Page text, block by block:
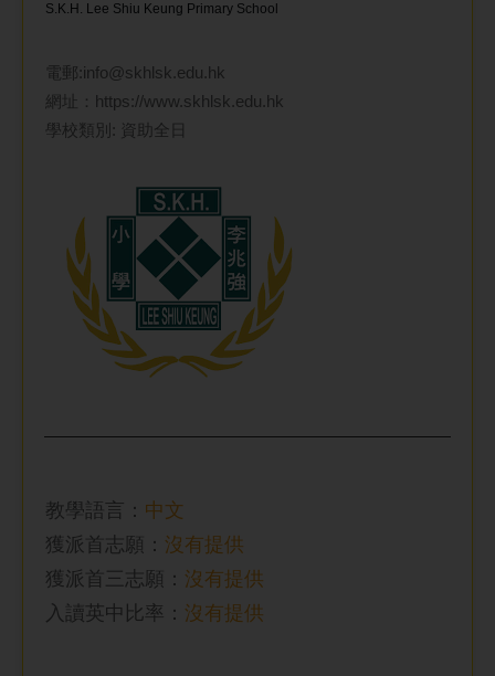
S.K.H. Lee Shiu Keung Primary School
電郵:info@skhlsk.edu.hk
網址： https://www.skhlsk.edu.hk
學校類別: 資助全日
教學語言： 中文
獲派首志願： 沒有提供
獲派首三志願： 沒有提供
入讀英中比率 ： 沒有提供